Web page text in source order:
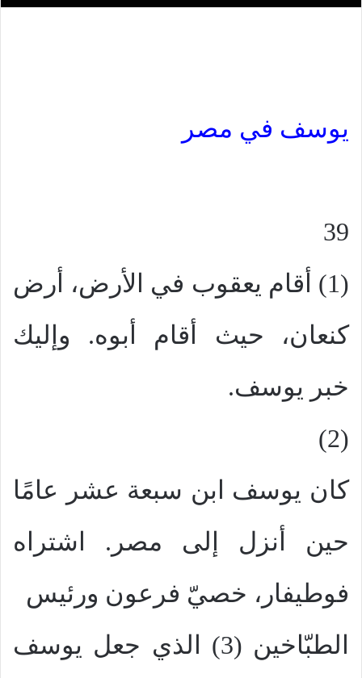
يوسف في مصر
39
(1) أقام يعقوب في الأرض، أرض
كنعان، حيث أقام أبوه. وإليك
خبر يوسف.
(2)
كان يوسف ابن سبعة عشر عامًا
حين أنزل إلى مصر. اشتراه
فوطيفار، خصيّ فرعون ورئيس
الطبّاخين (3) الذي جعل يوسف